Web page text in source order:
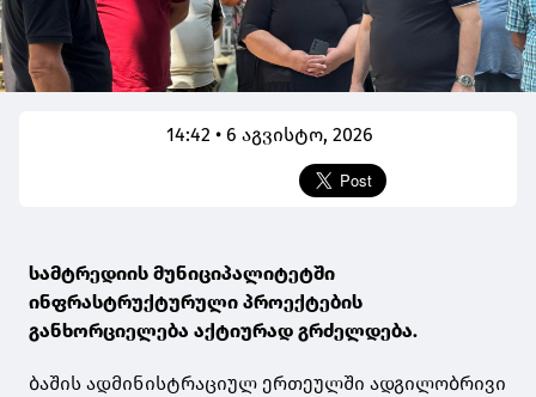
14:42 • 6 აგვისტო, 2026
სამტრედიის მუნიციპალიტეტში
ინფრასტრუქტურული პროექტების
განხორციელება აქტიურად გრძელდება.
ბაშის ადმინისტრაციულ ერთეულში ადგილობრივი